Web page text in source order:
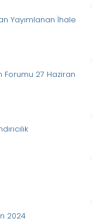
Yayımlanan İhale
Forumu 27 Haziran
2024